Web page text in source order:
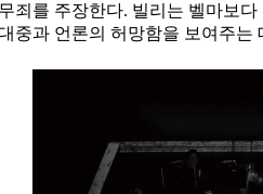
죄를 주장한다. 빌리는 벨마보
중과 언론의 허망함을 보여주는